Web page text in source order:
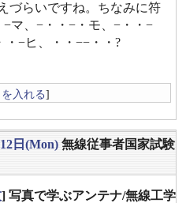
づらいですね。ちなみに符
−マ、−・・−・モ、−・・−
・−ヒ、・・−−・・?
入れる]
日(Mon) 無線従事者国家試験
] 写真で学ぶアンテナ/無線工学